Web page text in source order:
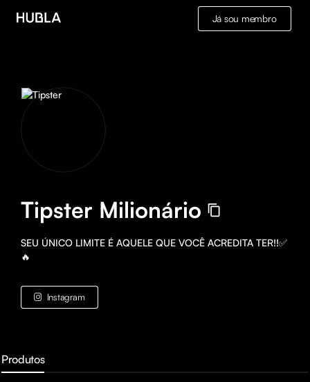
Já sou membro
Tipster Milionário
SEU ÚNICO LIMITE É AQUELE QUE VOCÊ ACREDITA TER!!✅
🔥
Instagram
Produtos